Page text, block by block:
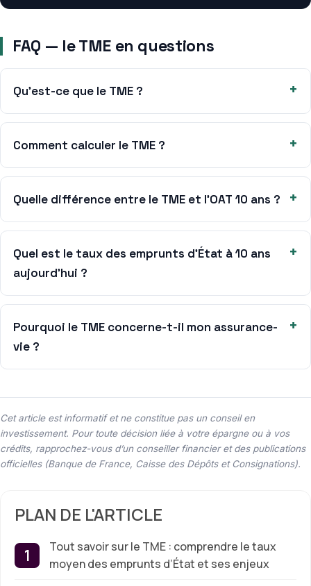
FAQ — le TME en questions
Qu’est-ce que le TME ?
Comment calculer le TME ?
Quelle différence entre le TME et l’OAT 10 ans ?
Quel est le taux des emprunts d’État à 10 ans
aujourd’hui ?
Pourquoi le TME concerne-t-il mon assurance-
vie ?
Cet article est informatif et ne constitue pas un conseil en
investissement. Pour toute décision liée à votre épargne ou à vos
crédits, rapprochez-vous d’un conseiller financier et des publications
officielles (Banque de France, Caisse des Dépôts et Consignations).
PLAN DE L'ARTICLE
Tout savoir sur le TME : comprendre le taux
moyen des emprunts d’État et ses enjeux